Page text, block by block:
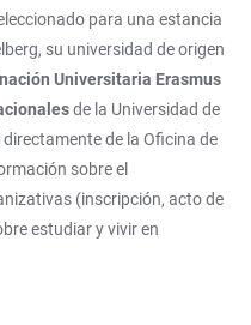
para una estancia
su universidad de origen
Universitaria Erasmus
de la Universidad de
de la Oficina de
sobre el
(inscripción, acto de
estudiar y vivir en